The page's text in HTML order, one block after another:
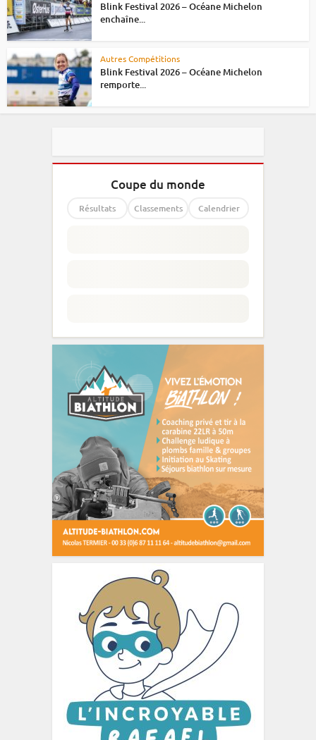
Blink Festival 2026 – Océane Michelon
enchaîne...
Autres Compétitions
Blink Festival 2026 – Océane Michelon
remporte...
Coupe du monde
Résultats Classements Calendrier